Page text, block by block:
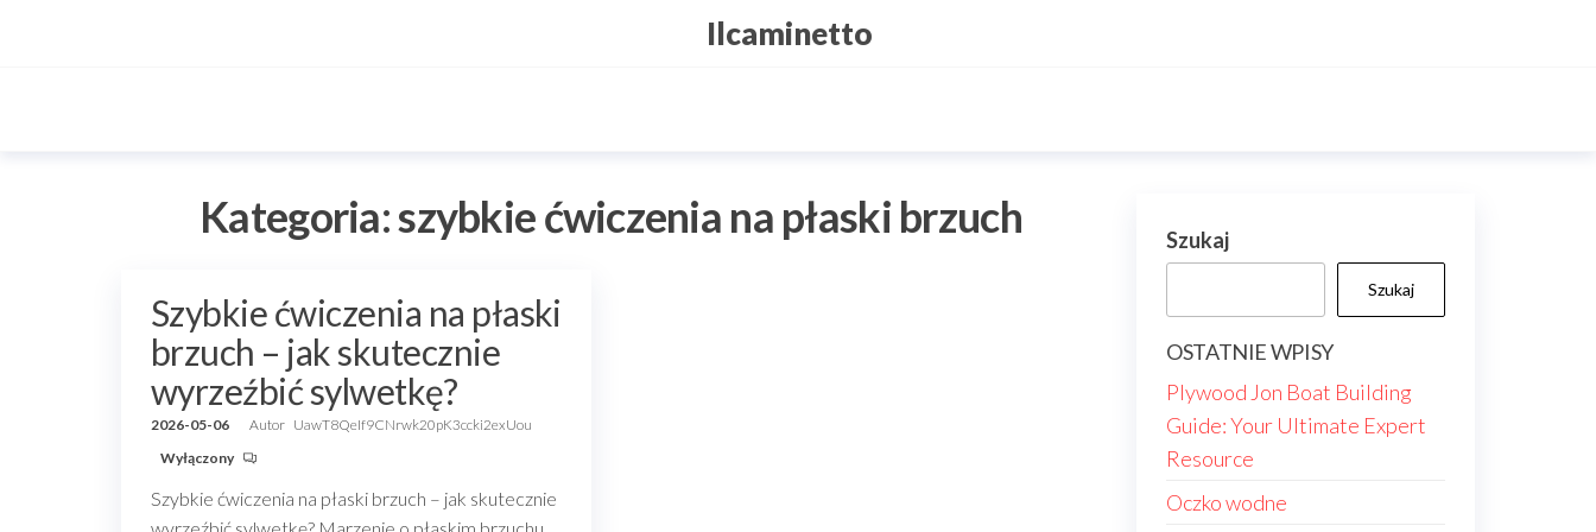
Ilcaminetto
Kategoria:szybkie ćwiczenia na płaski brzuch
Szybkie ćwiczenia na płaski
brzuch – jak skutecznie
wyrzeźbić sylwetkę?
2026-05-06 Autor UawT8QeIf9CNrwk20pK3ccki2exUou
Wyłączony
Szybkie ćwiczenia na płaski brzuch – jak skutecznie
Szukaj
Szukaj
OSTATNIE WPISY
Plywood Jon Boat Building
Guide: Your Ultimate Expert
Resource
Oczko wodne